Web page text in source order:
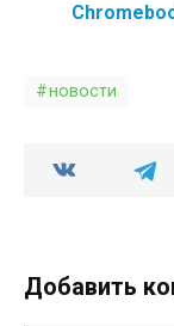
новости
Добавить